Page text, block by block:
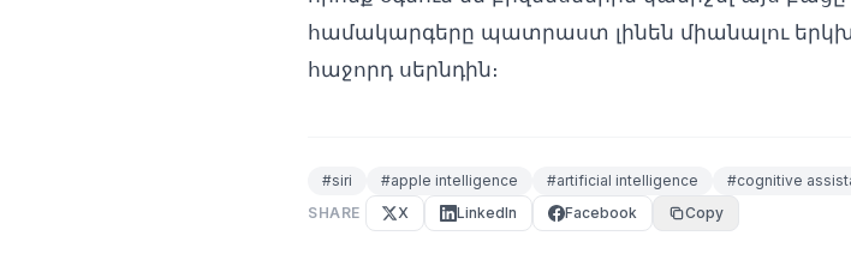
համակարգերը պատրաստ լինեն միանալու
հաջորդ սերնդին։
#siri #apple intelligence #artificial intelligence #cognitive
SHARE
X LinkedIn Facebook Copy